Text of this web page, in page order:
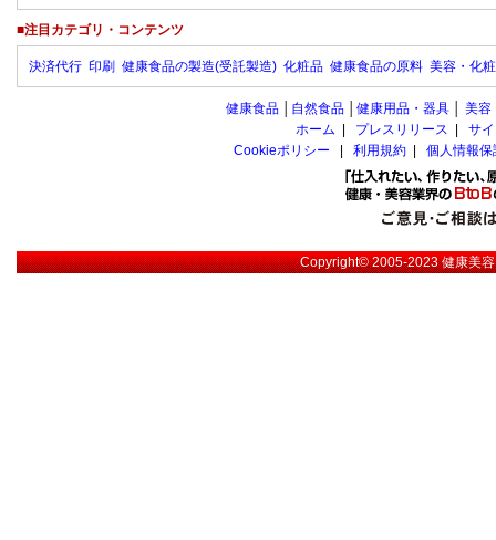
■注目カテゴリ・コンテンツ
決済代行 印刷 健康食品の製造(受託製造) 化粧品 健康食品の原料 美容・化
健康食品 自然食品 健康用品・器具 美容
ホーム
プレスリリース
サ
Cookieポリシー
利用規約 個人情報
Copyright© 2005-2023健康美